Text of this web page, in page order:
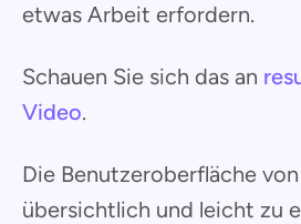
etwas Arbeit erfordern.
Schauen Sie sich das an
Video.
Die Benutzeroberfläche
übersichtlich und leicht zu